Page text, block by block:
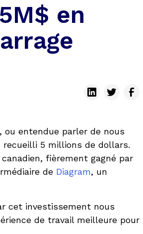
en
, ou entendue parler de nous
recueilli 5 millions de dollars.
canadien, fièrement gagné par
de Diagram, un
cet investissement nous
de travail meilleure pour